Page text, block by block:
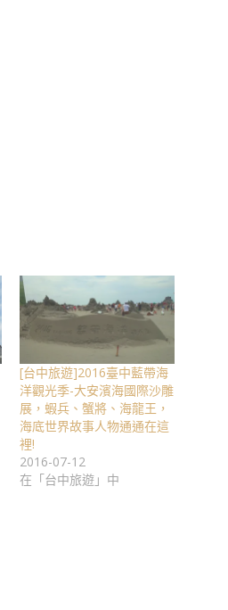
[台中旅遊]2016臺中藍帶海
洋觀光季-大安濱海國際沙雕
展，蝦兵、蟹將、海龍王，
海底世界故事人物通通在這
裡!
2016-07-12
在「台中旅遊」中